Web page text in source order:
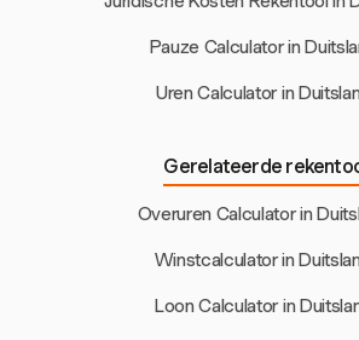
Pauze Calculator in
Uren Calculator in
Gerelateerde
Overuren Calculator in
Winstcalculator in
Loon Calculator in